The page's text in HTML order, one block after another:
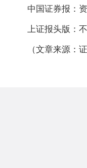
中国证券报：
上证报头版：
（文章来源：